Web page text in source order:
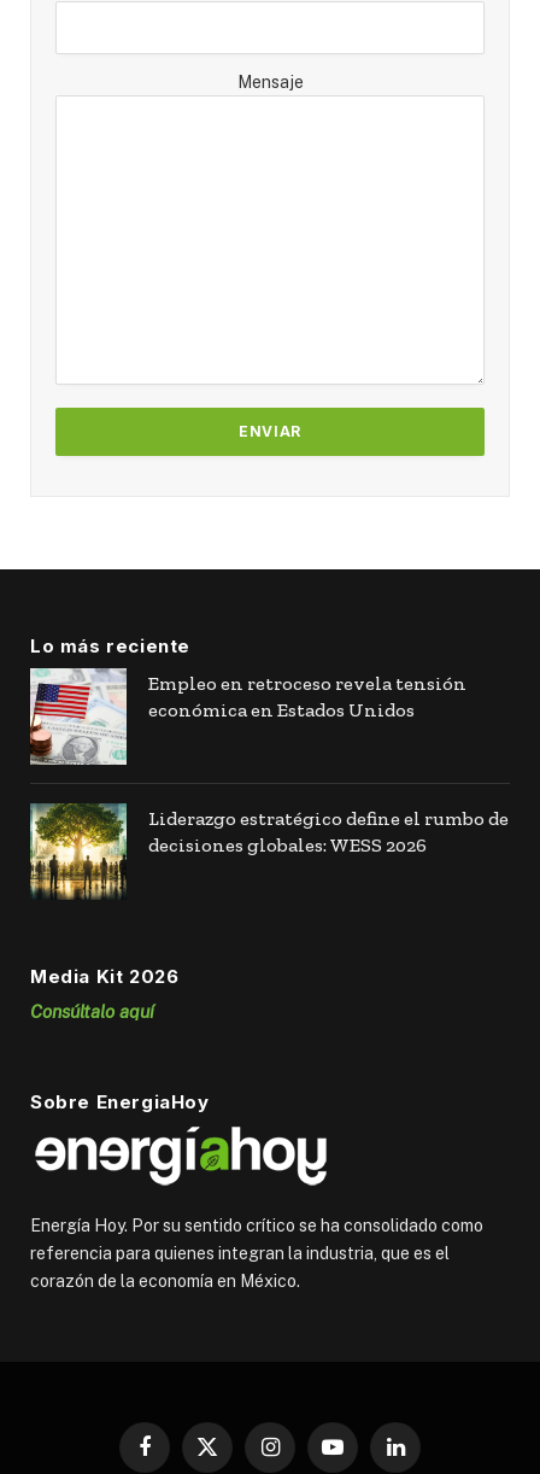
Mensaje
Lo más reciente
Empleo en retroceso revela tensión
económica en Estados Unidos
Liderazgo estratégico define el rumbo de
decisiones globales: WESS 2026
Media Kit 2026
Consúltalo aquí
Sobre EnergiaHoy
Energía Hoy. Por su sentido crítico se ha consolidado como
referencia para quienes integran la industria, que es el
corazón de la economía en México.
Facebook
X
InstagramYouTubeLinkedIn